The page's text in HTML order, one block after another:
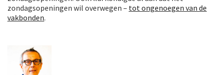
zondagsopeningen wil overwegen – tot ongenoegen van de
vakbonden.